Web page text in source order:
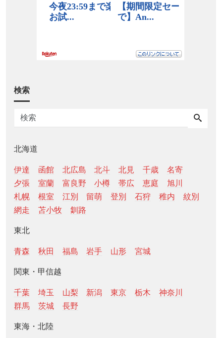
検索
北海道
伊達 函館 北広島 北斗 北見 千歳
名寄
夕張
室蘭 富良野 小樽 帯広 恵庭
旭川
札幌
根室 江別 留萌 登別 石狩 稚内
紋別
網走
苫小牧 釧路
東北
青森 秋田 福島 岩手 山形 宮城
関東・甲信越
千葉 埼玉 山梨 新潟 東京 栃木
神奈川
群馬
茨城 長野
東海・北陸